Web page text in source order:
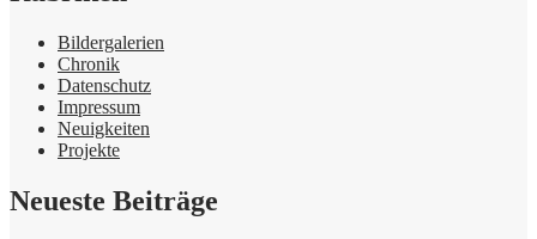
Bildergalerien
Chronik
Datenschutz
Impressum
Neuigkeiten
Projekte
Neueste Beiträge